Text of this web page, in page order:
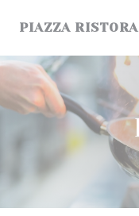
PIAZZA